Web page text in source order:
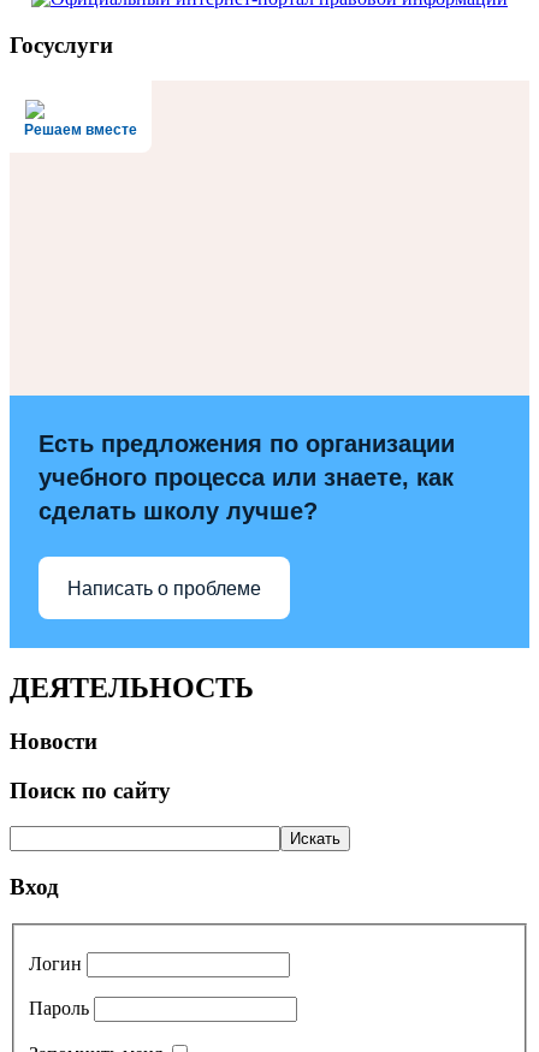
Госуслуги
Решаем вместе
Есть предложения по организации
учебного процесса или знаете, как
сделать школу лучше?
Написать о проблеме
ДЕЯТЕЛЬНОСТЬ
Новости
Поиск по сайту
Вход
Логин
Пароль